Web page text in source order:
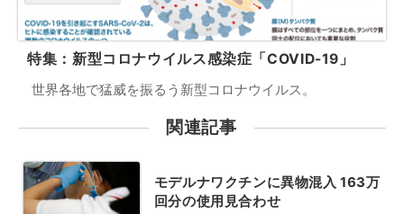
特集：新型コロナウイルス感染症「COVID-19」
世界各地で猛威を振るう新型コロナウイルス。
関連記事
モデルナワクチンに異物混入 163万
回分の使用見合わせ